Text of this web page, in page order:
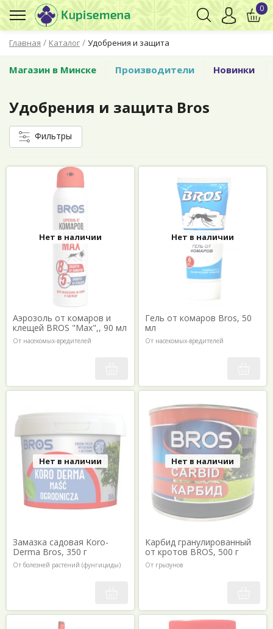
Главная / Каталог / Удобрения и защита
0
Магазин в Минске Производители Новинки
Удобрения и защита Bros
Фильтры
Нет в наличии
Аэрозоль от комаров и
клещей BROS "Max",, 90 мл
От насекомых-вредителей
Нет в наличии
Гель от комаров Bros, 50
мл
От насекомых-вредителей
Нет в наличии
Замазка садовая Koro-
Derma Bros, 350 г
От болезней растений (фунгициды)
Нет в наличии
Карбид гранулированный
от кротов BROS, 500 г
От грызунов